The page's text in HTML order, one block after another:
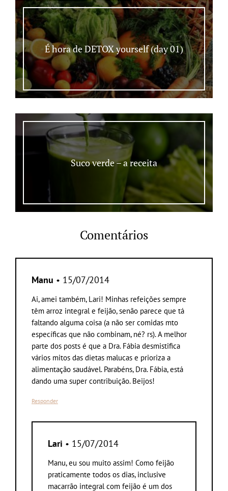
É hora de DETOX yourself (day 01)
Suco verde – a receita
Comentários
Manu • 15/07/2014
Ai, amei também, Lari! Minhas refeições sempre
têm arroz integral e feijão, senão parece que tá
faltando alguma coisa (a não ser comidas mto
específicas que não combinam, né? rs). A melhor
parte dos posts é que a Dra. Fábia desmistifica
vários mitos das dietas malucas e prioriza a
alimentação saudável. Parabéns, Dra. Fábia, está
dando uma super contribuição. Beijos!
Responder
Lari • 15/07/2014
Manu, eu sou muito assim! Como feijão
praticamente todos os dias, inclusive
macarrão integral com feijão é um dos